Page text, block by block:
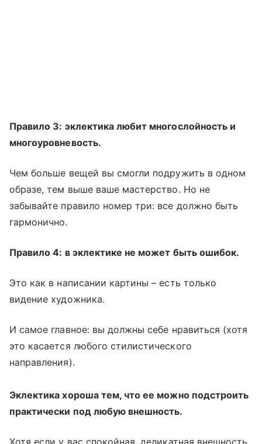
Правило 3: эклектика любит многослойность и
многоуровневость.
Чем больше вещей вы смогли подружить в одном
образе, тем выше ваше мастерство. Но не
забывайте правило номер три: все должно быть
гармонично.
Правило 4: в эклектике не может быть ошибок.
Это как в написании картины – есть только
видение художника.
И самое главное: вы должны себе нравиться (хотя
это касается любого стилистического
направления).
Эклектика хороша тем, что ее можно подстроить
практически под любую внешность.
Хотя если у вас спокойная, деликатная внешность